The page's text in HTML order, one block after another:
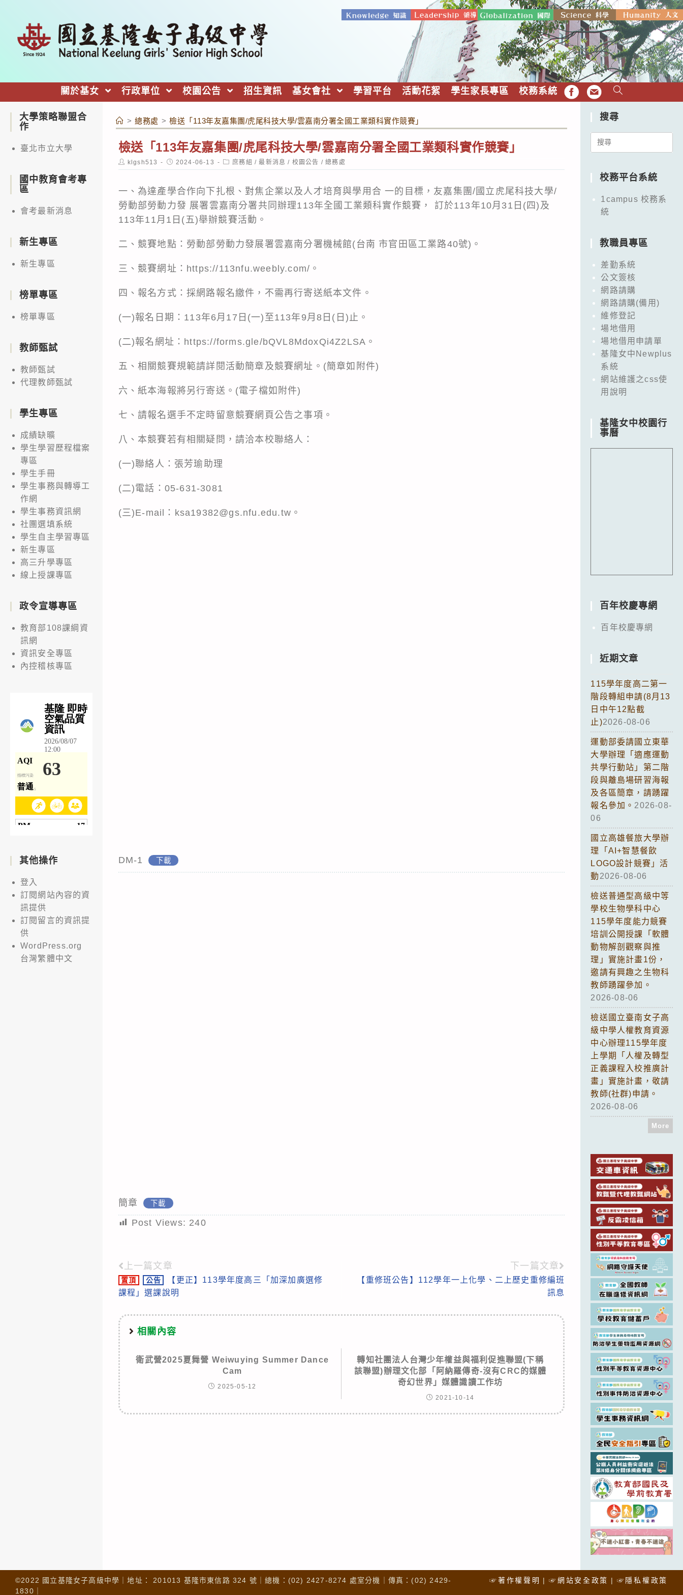
關於基女 行政單位 校園公告 招生資訊 基女會社 學習平台 活動花絮 學生家長專區 校務系統 FB EMAIL
> 總務處 > 檢送「113年友嘉集團/虎尾科技大學/雲嘉南分署全國工業類科實作競賽」
檢送「113年友嘉集團/虎尾科技大學/雲嘉南分署全國工業類科實作競賽」
Post
author:
klgsh513
Post
published:
2024-06-13
Post
category:
庶務組 / 最新消息 / 校園公告 / 總務處
一、為達產學合作向下扎根、對焦企業以及人才培育與學用合 一的目標，友嘉集團/國立虎尾科技大學/
勞動部勞動力發 展署雲嘉南分署共同辦理113年全國工業類科實作競賽， 訂於113年10月31日(四)及
113年11月1日(五)舉辦競賽活動。
二、競賽地點：勞動部勞動力發展署雲嘉南分署機械館(台南 市官田區工業路40號)。
三、競賽網址：https://113nfu.weebly.com/。
四、報名方式：採網路報名繳件，不需再行寄送紙本文件。
(一)報名日期：113年6月17日(一)至113年9月8日(日)止。
(二)報名網址：https://forms.gle/bQVL8MdoxQi4Z2LSA。
五、相關競賽規範請詳閱活動簡章及競賽網址。(簡章如附件)
六、紙本海報將另行寄送。(電子檔如附件)
七、請報名選手不定時留意競賽網頁公告之事項。
八、本競賽若有相關疑問，請洽本校聯絡人：
(一)聯絡人：張芳瑜助理
(二)電話：05-631-3081
(三)E-mail：ksa19382@gs.nfu.edu.tw。
DM-1 下載
簡章 下載
Post Views: 240
Read
more
上一篇文章
置頂 公告
【更正】113學年度高三「加深加廣選修
課程」選課說明
下一篇文章
【重修班公告】112學年一上化學、二上歷史重修編班
訊息
相關內容
衛武營2025夏舞營 Weiwuying Summer Dance
Cam
2025-05-12
轉知社團法人台灣少年權益與福利促進聯盟(下稱
該聯盟)辦理文化部「阿納羅傳奇-沒有CRC的媒體
奇幻世界」媒體識讀工作坊
2021-10-14
大學策略聯盟合
作
臺北市立大學
國中教育會考專
區
會考最新消息
新生專區
新生專區
榜單專區
榜單專區
教師甄試
教師甄試
代理教師甄試
學生專區
成績缺曠
學生學習歷程檔案
專區
學生手冊
學生事務與轉導工
作網
學生事務資訊網
社團選填系統
學生自主學習專區
新生專區
高三升學專區
線上授課專區
政令宣導專區
教育部108課綱資
訊網
資訊安全專區
內控稽核專區
其他操作
登入
訂閱網站內容的資
訊提供
訂閱留言的資訊提
供
WordPress.org
台灣繁體中文
搜尋
Search
校務平台系統
1campus 校務系
統
教職員專區
差勤系統
公文簽核
網路請購
網路請購(備用)
維修登記
場地借用
場地借用申請單
基隆女中Newplus
系統
網站維護之css使
用說明
基隆女中校園行
事曆
百年校慶專網
百年校慶專網
近期文章
115學年度高二第一
階段轉組申請(8月13
日中午12點截
止)2026-08-06
運動部委請國立東華
大學辦理「適應運動
共學行動站」第二階
段與離島場研習海報
及各區簡章，請踴躍
報名參加。 2026-08-
06
國立高雄餐旅大學辦
理「AI+智慧餐飲
LOGO設計競賽」活
動 2026-08-06
檢送普通型高級中等
學校生物學科中心
115學年度能力競賽
培訓公開授課「軟體
動物解剖觀察與推
理」實施計畫1份，
邀請有興趣之生物科
教師踴躍參加。
2026-08-06
檢送國立臺南女子高
級中學人權教育資源
中心辦理115學年度
上學期「人權及轉型
正義課程入校推廣計
畫」實施計畫，敬請
教師(社群)申請。
2026-08-06
More
☞著作權聲明 ☞網站安全政策 ☞隱私權政策
©2022 國立基隆女子高級中學｜地址： 201013 基隆市東信路 324 號｜總機：(02) 2427-8274 處室分機｜傳真：(02) 2429-
1830｜